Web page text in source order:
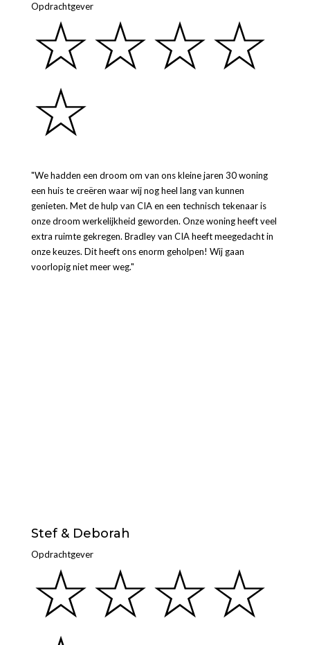
Opdrachtgever
☆☆☆☆
☆
"We hadden een droom om van ons kleine jaren 30 woning
een huis te creëren waar wij nog heel lang van kunnen
genieten. Met de hulp van CIA en een technisch tekenaar is
onze droom werkelijkheid geworden. Onze woning heeft veel
extra ruimte gekregen. Bradley van CIA heeft meegedacht in
onze keuzes. Dit heeft ons enorm geholpen! Wij gaan
voorlopig niet meer weg."
Stef & Deborah
Opdrachtgever
☆☆☆☆